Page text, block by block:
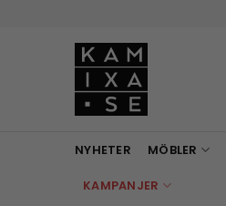
NYHETER MÖBLER
KAMPANJER